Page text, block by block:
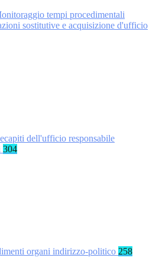
tempi procedimentali
sostitutive e acquisizione d'ufficio
dell'ufficio responsabile
304
organi indirizzo-politico 258